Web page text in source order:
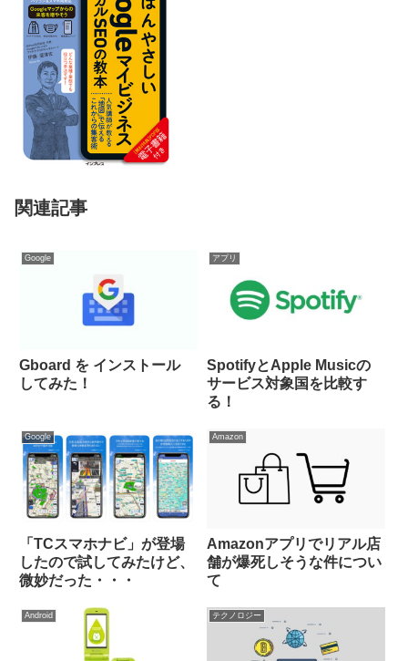
関連記事
Google
Gboard を インストール
してみた！
アプリ
SpotifyとApple Musicの
サービス対象国を比較す
る！
Google
「TCスマホナビ」が登場
したので試してみたけど、
微妙だった・・・
Amazon
Amazonアプリでリアル店
舗が爆死しそうな件につい
て
Android テクノロジー